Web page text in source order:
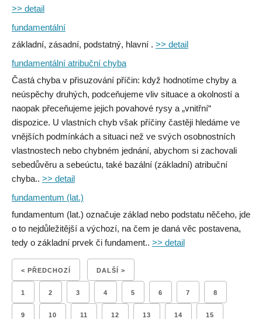
>> detail
fundamentální
základní, zásadní, podstatný, hlavní . >> detail
fundamentální atribuční chyba
Častá chyba v přisuzování příčin: když hodnotíme chyby a
neúspěchy druhých, podceňujeme vliv situace a okolností a
naopak přeceňujeme jejich povahové rysy a „vnitřní“
dispozice. U vlastních chyb však příčiny častěji hledáme ve
vnějších podmínkách a situaci než ve svých osobnostních
vlastnostech nebo chybném jednání, abychom si zachovali
sebedůvěru a sebeúctu, také bazální (základní) atribuční
chyba.. >> detail
fundamentum (lat.)
fundamentum (lat.) označuje základ nebo podstatu něčeho, jde
o to nejdůležitější a výchozí, na čem je daná věc postavena,
tedy o základní prvek či fundament.. >> detail
< PŘEDCHOZÍ DALŠÍ >
1 2 3 4 5 6 7 8
9 10 11 12 13 14 15